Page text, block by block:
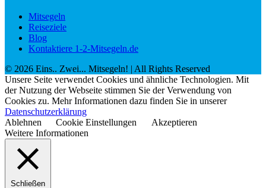
Mitsegeln
Reiseziele
Blog
Kontaktiere 1-2-Mitsegeln.de
© 2026 Eins.. Zwei... Mitsegeln! | All Rights Reserved
Unsere Seite verwendet Cookies und ähnliche Technologien. Mit
der Nutzung der Webseite stimmen Sie der Verwendung von
Cookies zu. Mehr Informationen dazu finden Sie in unserer
Datenschutzerklärung
Ablehnen
Cookie Einstellungen
Akzeptieren
Weitere Informationen
Schließen